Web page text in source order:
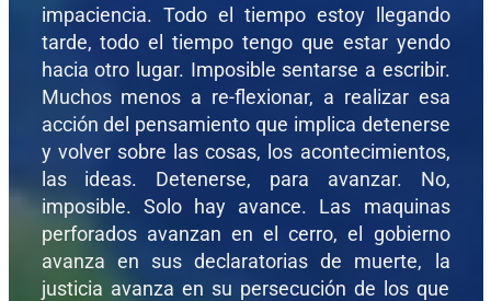
impaciencia. Todo el tiempo estoy llegando
tarde, todo el tiempo tengo que estar yendo
hacia otro lugar. Imposible sentarse a escribir.
Muchos menos a re-flexionar, a realizar esa
acción del pensamiento que implica detenerse
y volver sobre las cosas, los acontecimientos,
las ideas. Detenerse, para avanzar. No,
imposible. Solo hay avance. Las maquinas
perforados avanzan en el cerro, el gobierno
avanza en sus declaratorias de muerte, la
justicia avanza en su persecución de los que